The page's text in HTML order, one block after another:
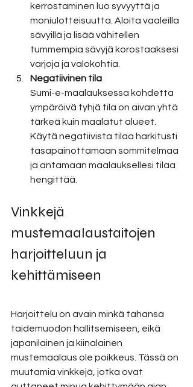
kerrostaminen luo syvyyttä ja
moniulotteisuutta. Aloita vaaleilla
sävyillä ja lisää vähitellen
tummempia sävyjä korostaaksesi
varjoja ja valokohtia.
Negatiivinen tila
Sumi-e-maalauksessa kohdetta
ympäröivä tyhjä tila on aivan yhtä
tärkeä kuin maalatut alueet.
Käytä negatiivista tilaa harkitusti
tasapainottamaan sommitelmaa
ja antamaan maalauksellesi tilaa
hengittää.
Vinkkejä
mustemaalaustaitojen
harjoitteluun ja
kehittämiseen
Harjoittelu on avain minkä tahansa
taidemuodon hallitsemiseen, eikä
japanilainen ja kiinalainen
mustemaalaus ole poikkeus. Tässä on
muutamia vinkkejä, jotka ovat